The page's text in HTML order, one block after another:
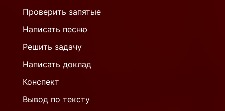
Проверить запятые
Написать песню
Решить задачу
Написать доклад
Конспект
Вывод по тексту